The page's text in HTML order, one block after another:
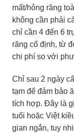
mất/hỏng răng
không cần phải
chỉ cần 4 đến 6
răng cố định, từ
chi phí so với
Chỉ sau 2 ngày
tạm để đảm bảo
tích hợp. Đây là
tuổi hoặc Việt
gian ngắn, tuy